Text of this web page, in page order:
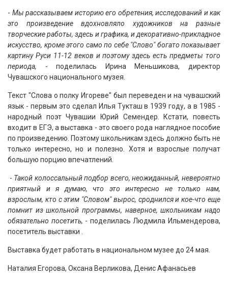
- Мы рассказываем историю его обретения, исследований и как
это произведение вдохновляло художников на разные
творческие работы, здесь и графика, и декоративно-прикладное
искусство, кроме этого само по себе "Слово" богато показывает
картину Руси 11-12 веков и поэтому здесь есть предметы того
периода, - поделилась Ирина Меньшикова, директор
Чувашского национального музея.
Текст "Слова о полку Игореве" был переведен и на чувашский
язык - первым это сделал Илья Тукташ в 1939 году, а в 1985 -
народный поэт Чувашии Юрий Семендер. Кстати, повесть
входит в ЕГЭ, а выставка - это своего рода наглядное пособие
по произведению. Поэтому школьникам здесь должно быть не
только интересно, но и полезно. Хотя и взрослые получат
большую порцию впечатлений.
- Такой колоссальный подбор всего, неожиданный, невероятно
приятный и я думаю, что это интересно не только нам,
взрослым, кто с этим "Словом" вырос, сроднился и кое-что еще
помнит из школьной программы, наверное, школьникам надо
обязательно посетить, - поделилась Людмила Ильмендерова,
посетитель выставки .
Выставка будет работать в национальном музее до 24 мая.
Наталия Егорова, Оксана Верликова, Денис Афанасьев